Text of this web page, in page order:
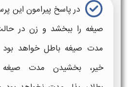
در پاسخ پیرامون این
صیغه را ببخشد و زن در
مدت صیغه باطل خواهد بود
خیر، بخشیدن مدت